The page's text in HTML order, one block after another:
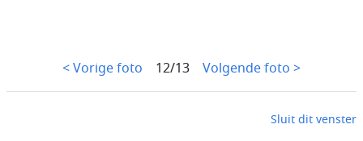
< Vorige foto 12/13 Volgende foto >
Sluit dit venster